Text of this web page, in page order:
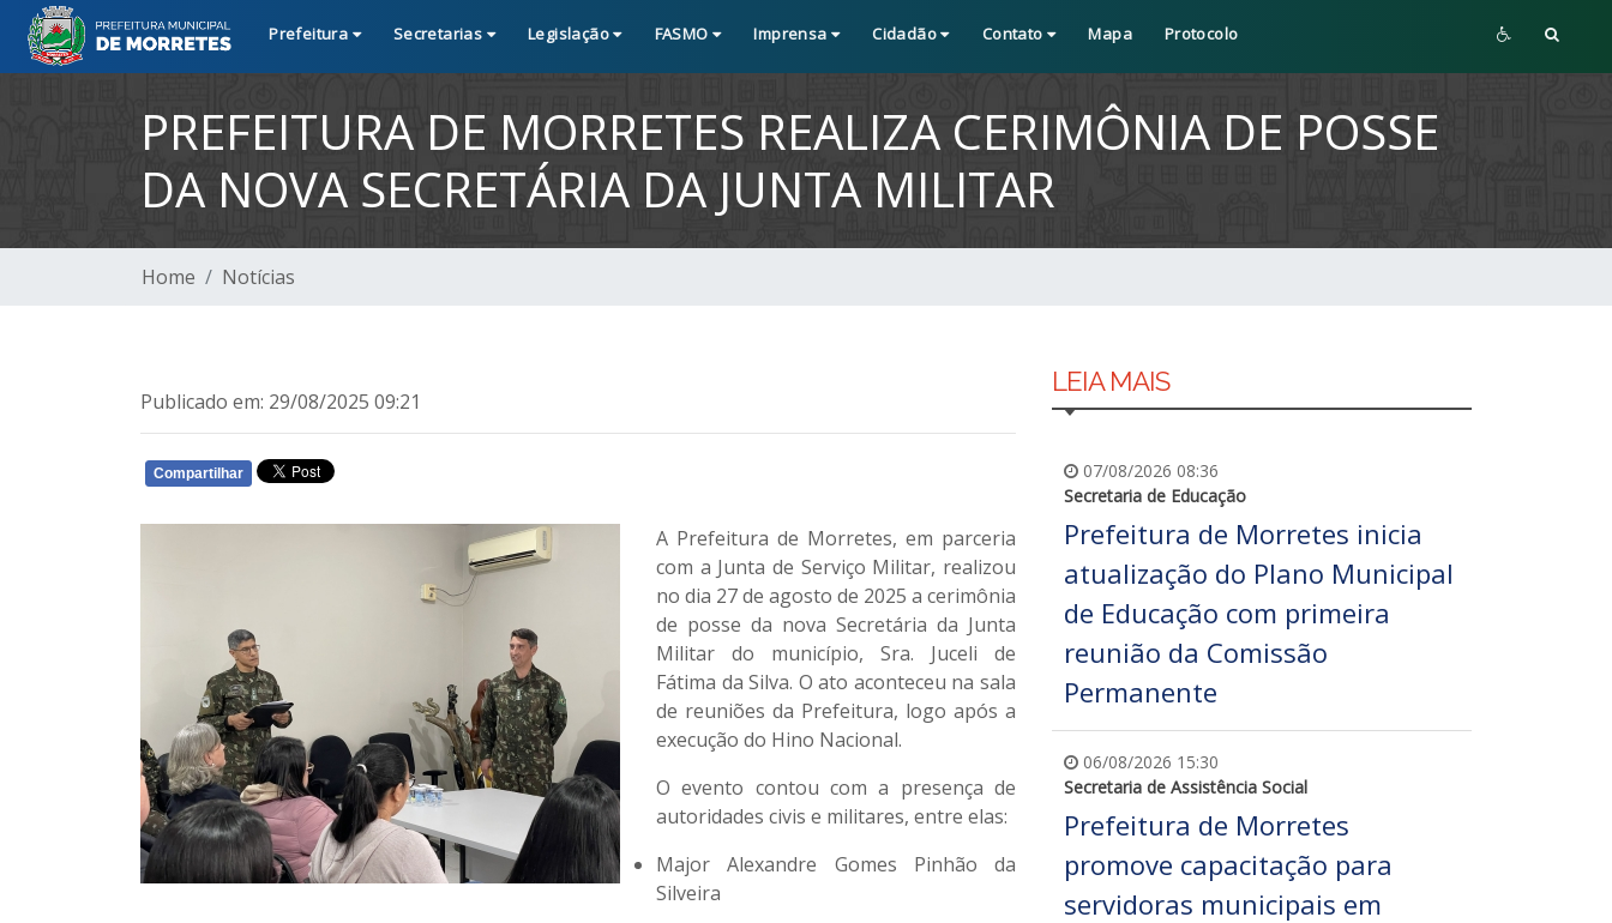
Prefeitura Secretarias Legislação FASMO Imprensa Cidadão Contato Mapa Protocolo
PREFEITURA DE MORRETES REALIZA CERIMÔNIA DE POSSE
DA NOVA SECRETÁRIA DA JUNTA MILITAR
Home Notícias
Publicado em: 29/08/2025 09:21
Compartilhar
A Prefeitura de Morretes, em parceria
com a Junta de Serviço Militar, realizou
no dia 27 de agosto de 2025 a cerimônia
de posse da nova Secretária da Junta
Militar do município, Sra. Juceli de
Fátima da Silva. O ato aconteceu na sala
de reuniões da Prefeitura, logo após a
execução do Hino Nacional.
O evento contou com a presença de
autoridades civis e militares, entre elas:
Major Alexandre Gomes Pinhão da
Silveira
LEIA MAIS
07/08/2026 08:36
Secretaria de Educação
Prefeitura de Morretes inicia
atualização do Plano Municipal
de Educação com primeira
reunião da Comissão
Permanente
06/08/2026 15:30
Secretaria de Assistência Social
Prefeitura de Morretes
promove capacitação para
servidoras municipais em